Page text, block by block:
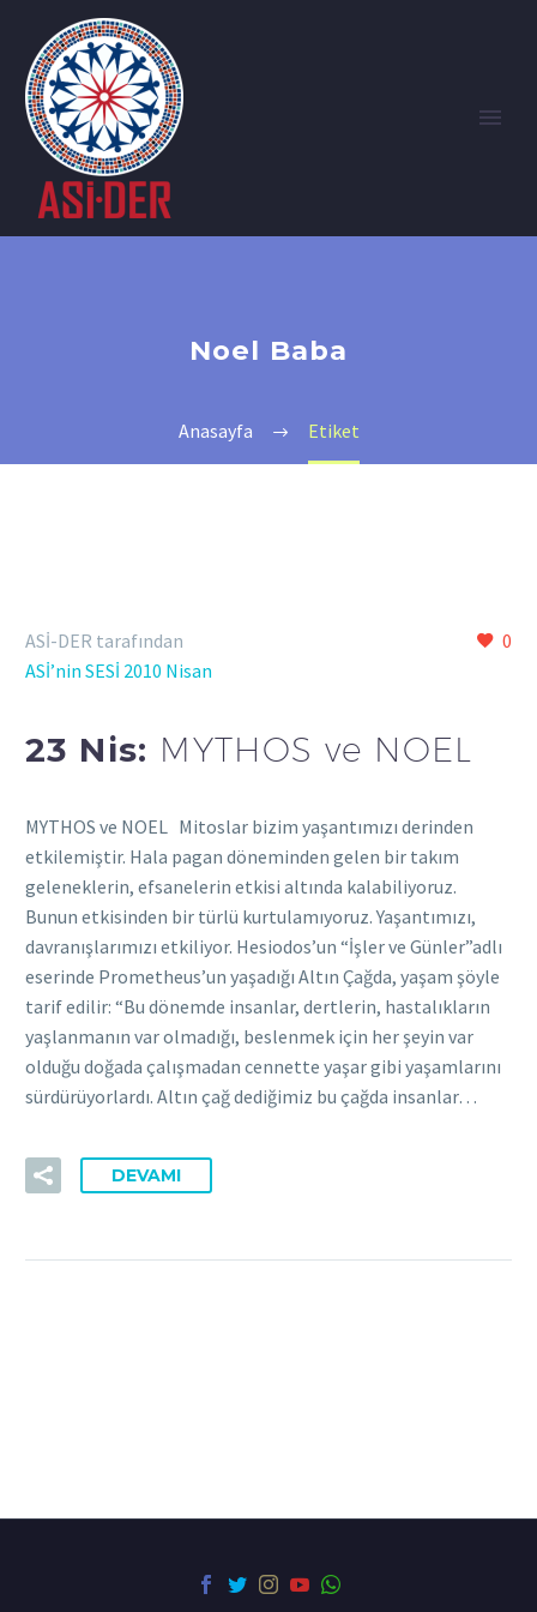
Noel Baba
Anasayfa Etiket
0
ASİ-DER tarafından
ASİ’nin SESİ 2010 Nisan
23 Nis: MYTHOS ve NOEL
MYTHOS ve NOEL Mitoslar bizim yaşantımızı derinden
etkilemiştir. Hala pagan döneminden gelen bir takım
geleneklerin, efsanelerin etkisi altında kalabiliyoruz.
Bunun etkisinden bir türlü kurtulamıyoruz. Yaşantımızı,
davranışlarımızı etkiliyor. Hesiodos’un “İşler ve Günler”adlı
eserinde Prometheus’un yaşadığı Altın Çağda, yaşam şöyle
tarif edilir: “Bu dönemde insanlar, dertlerin, hastalıkların
yaşlanmanın var olmadığı, beslenmek için her şeyin var
olduğu doğada çalışmadan cennette yaşar gibi yaşamlarını
sürdürüyorlardı. Altın çağ dediğimiz bu çağda insanlar…
DEVAMI